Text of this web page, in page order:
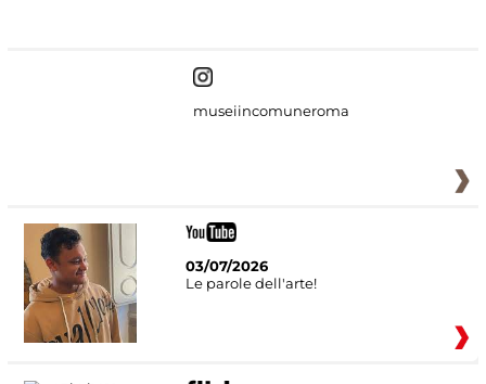
museiincomuneroma
03/07/2026
Le parole dell'arte!